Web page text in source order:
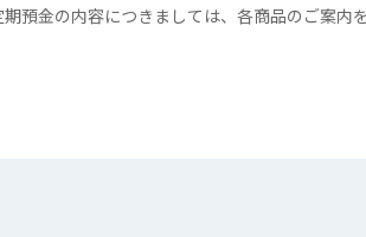
預金の内容につきましては、各商品のご案内